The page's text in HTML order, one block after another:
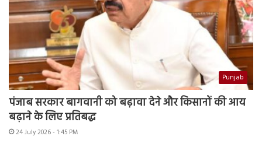
Punjab
पंजाब सरकार बागवानी को बढ़ावा देने और किसानों की आय
बढ़ाने के लिए प्रतिबद्ध
24 July 2026 - 1:45 PM